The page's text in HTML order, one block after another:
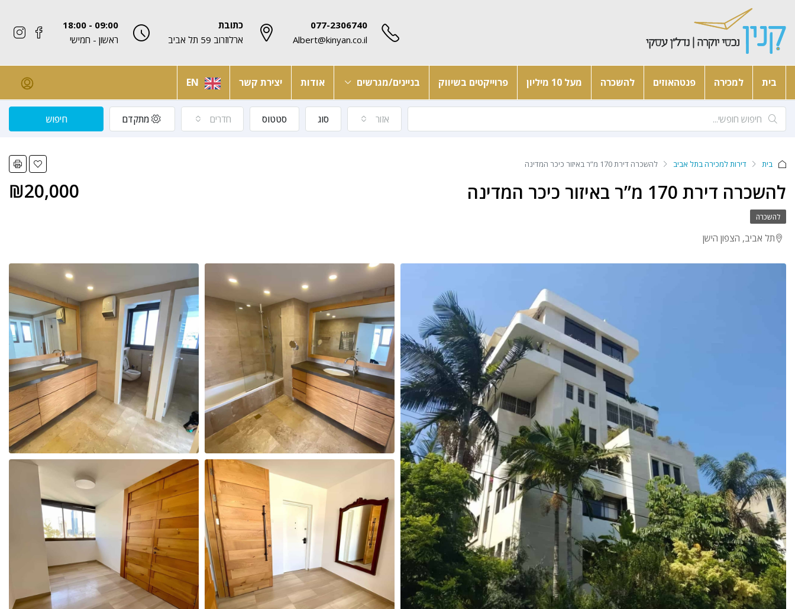
077-2306740
Albert@kinyan.co.il
כתובת
ארלוזרוב 59 תל אביב
09:00 - 18:00
ראשון - חמישי
בית למכירה פנטהאוזים להשכרה מעל 10 מיליון פרוייקטים בשיווק בניינים/מגרשים אודות יצירת קשר EN
אזור סוג סטטוס חדרים מתקדם חיפוש
בית דירות למכירה בתל אביב להשכרה דירת 170 מ”ר באיזור כיכר המדינה
להשכרה דירת 170 מ”ר באיזור כיכר המדינה ₪20,000
להשכרה
תל אביב, הצפון הישן